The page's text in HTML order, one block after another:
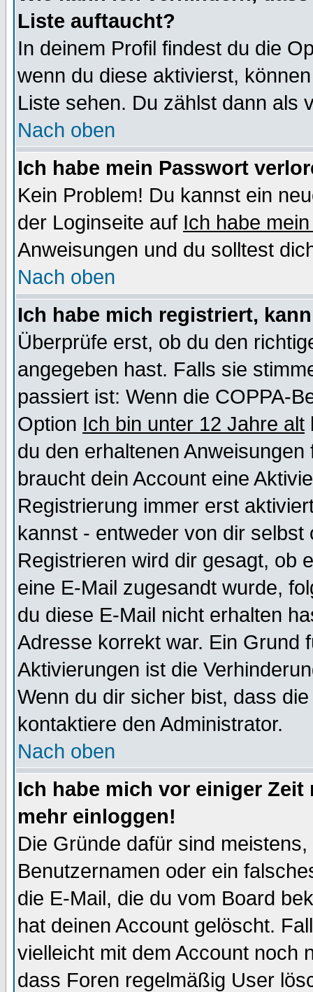
Liste auftaucht?
In deinem Profil findest du die
wenn du diese aktivierst,
Liste sehen. Du zählst dann als
Nach oben
Ich habe mein Passwort
Kein Problem! Du kannst ein
der Loginseite auf Ich habe
Anweisungen und du solltest
Nach oben
Ich habe mich registriert,
Überprüfe erst, ob du den
angegeben hast. Falls sie
passiert ist: Wenn die COPPA-
Option Ich bin unter 12 Jahre alt
du den erhaltenen
braucht dein Account eine
Registrierung immer erst
kannst - entweder von dir selbst
Registrieren wird dir gesagt, ob
eine E-Mail zugesandt wurde,
du diese E-Mail nicht erhalten
Adresse korrekt war. Ein Grund
Aktivierungen ist die
Wenn du dir sicher bist, dass
kontaktiere den Administrator.
Nach oben
Ich habe mich vor einiger
mehr einloggen!
Die Gründe dafür sind
Benutzernamen oder ein
die E-Mail, die du vom Board
hat deinen Account gelöscht.
vielleicht mit dem Account noch
dass Foren regelmäßig User